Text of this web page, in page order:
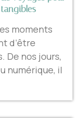
moments
d’être
De nos jours,
numérique, il